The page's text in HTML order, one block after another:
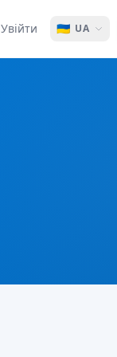
Увійти 🇺🇦 UA